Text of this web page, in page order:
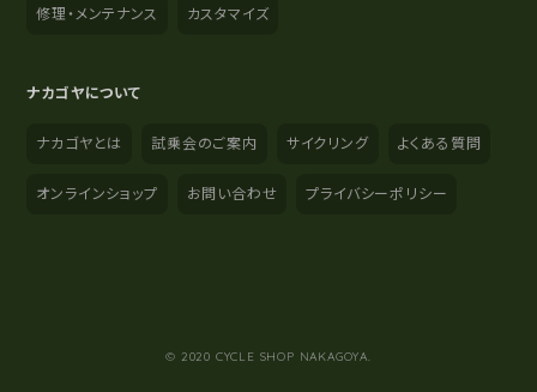
修理・メンテナンス カスタマイズ
ナカゴヤについて
ナカゴヤとは 試乗会のご案内 サイクリング よくある質問
オンラインショップ お問い合わせ プライバシーポリシー
© 2020 CYCLE SHOP NAKAGOYA.